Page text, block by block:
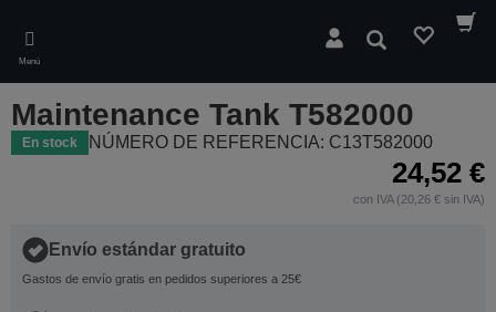
main
content
Menú
Buscar
Maintenance Tank T582000
En stock NÚMERO DE REFERENCIA: C13T582000
24,52 €
con IVA (20,26 € sin IVA)
Envío estándar gratuito
Gastos de envío gratis en pedidos superiores a 25€